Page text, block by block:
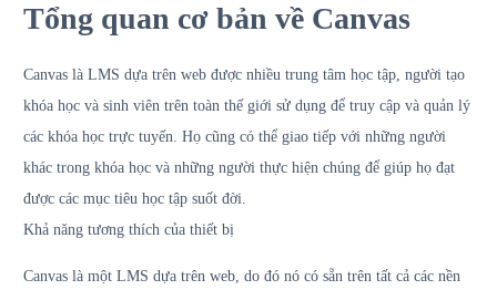
Tổng quan cơ bản về Canvas
Canvas là LMS dựa trên web được nhiều trung tâm học tập, người tạo
khóa học và sinh viên trên toàn thế giới sử dụng để truy cập và quản lý
các khóa học trực tuyến. Họ cũng có thể giao tiếp với những người
khác trong khóa học và những người thực hiện chúng để giúp họ đạt
được các mục tiêu học tập suốt đời.
Khả năng tương thích của thiết bị
Canvas là một LMS dựa trên web, do đó nó có sẵn trên tất cả các nền